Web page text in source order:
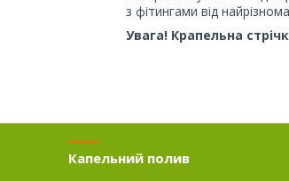
з фітингами від
Увага! Крапельна
Капельний полив